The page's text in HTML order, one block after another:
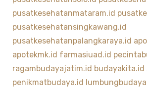
pusatkesehatanmataram.id
pusatkesehatansingkawang.id
pusatkesehatanpalangkaraya.id
apotekmk.id farmasiuad.id
ragambudayajatim.id budayakita.id
penikmatbudaya.id